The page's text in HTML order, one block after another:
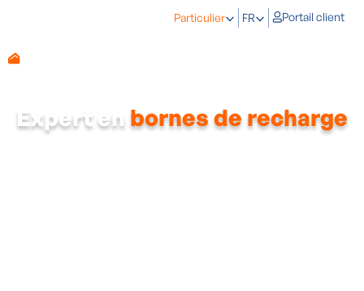
Particulier FR Portail client
Expert en bornes de recharge